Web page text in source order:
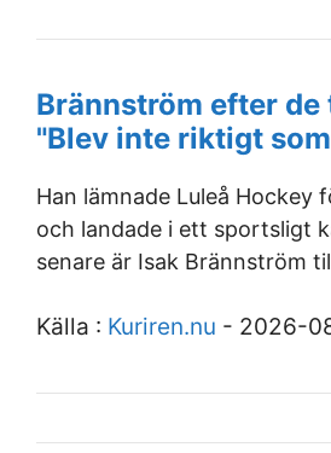
Brännström efter de
"Blev inte riktigt
Han lämnade Luleå Hockey
och landade i ett sportsligt
senare är Isak Brännström
Källa : Kuriren.nu - 2026-